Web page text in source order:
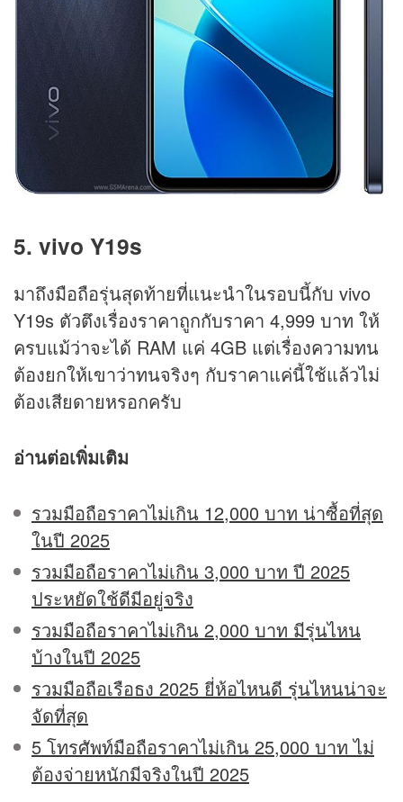
5. vivo Y19s
มาถึงมือถือรุ่นสุดท้ายที่แนะนำในรอบนี้กับ vivo
Y19s ตัวตึงเรื่องราคาถูกกับราคา 4,999 บาท ให้
ครบแม้ว่าจะได้ RAM แค่ 4GB แต่เรื่องความทน
ต้องยกให้เขาว่าทนจริงๆ กับราคาแค่นี้ใช้แล้วไม่
ต้องเสียดายหรอกครับ
อ่านต่อเพิ่มเติม
รวมมือถือราคาไม่เกิน 12,000 บาท น่าซื้อที่สุด
ในปี 2025
รวมมือถือราคาไม่เกิน 3,000 บาท ปี 2025
ประหยัดใช้ดีมีอยู่จริง
รวมมือถือราคาไม่เกิน 2,000 บาท มีรุ่นไหน
บ้างในปี 2025
รวมมือถือเรือธง 2025 ยี่ห้อไหนดี รุ่นไหนน่าจะ
จัดที่สุด
5 โทรศัพท์มือถือราคาไม่เกิน 25,000 บาท ไม่
ต้องจ่ายหนักมีจริงในปี 2025